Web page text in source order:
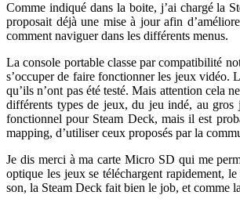
Comme indiqué dans la boite, j’ai chargé la
proposait déjà une mise à jour afin
comment naviguer dans les différents menus.
La console portable classe par compatibilité
s’occuper de faire fonctionner les jeux vidéo.
qu’ils n’ont pas été testé. Mais attention cela
différents types de jeux, du jeu indé, au gros
fonctionnel pour Steam Deck, mais il est
mapping, d’utiliser ceux proposés par la
Je dis merci à ma carte Micro SD qui me
optique les jeux se téléchargent rapidement,
son, la Steam Deck fait bien le job, et comme